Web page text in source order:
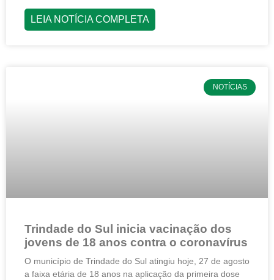
LEIA NOTÍCIA COMPLETA
NOTÍCIAS
Trindade do Sul inicia vacinação dos
jovens de 18 anos contra o coronavírus
O município de Trindade do Sul atingiu hoje, 27 de agosto
a faixa etária de 18 anos na aplicação da primeira dose